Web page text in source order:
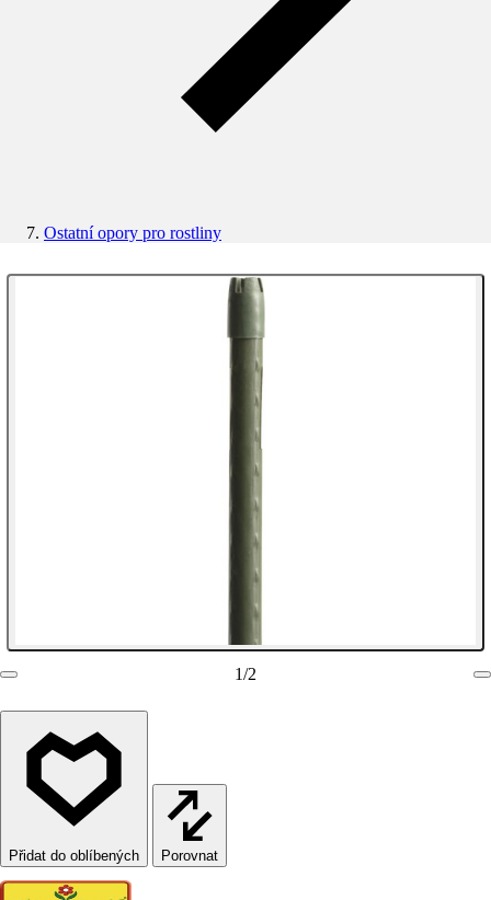
Ostatní opory pro rostliny
1/2
Porovnat